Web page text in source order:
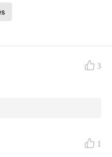
不同：传统金融机
CEO 畅谈
币USAT、特朗普家
越多非Crypto native
3
1